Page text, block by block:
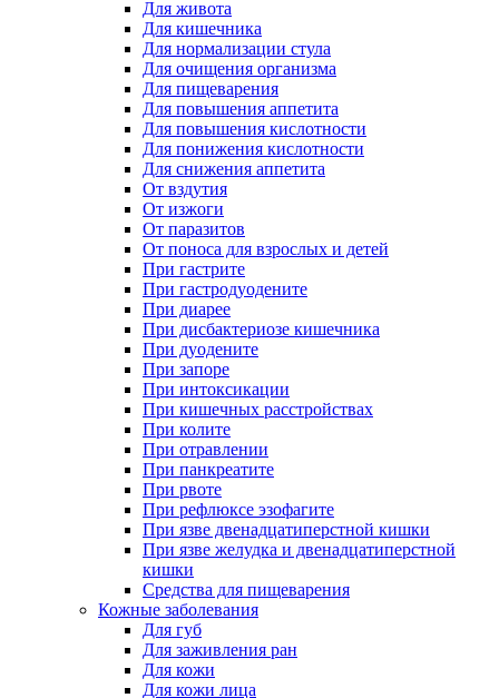
Для живота
Для кишечника
Для нормализации стула
Для очищения организма
Для пищеварения
Для повышения аппетита
Для повышения кислотности
Для понижения кислотности
Для снижения аппетита
От вздутия
От изжоги
От паразитов
От поноса для взрослых и детей
При гастрите
При гастродуодените
При диарее
При дисбактериозе кишечника
При дуодените
При запоре
При интоксикации
При кишечных расстройствах
При колите
При отравлении
При панкреатите
При рвоте
При рефлюксе эзофагите
При язве двенадцатиперстной кишки
При язве желудка и двенадцатиперстной
кишки
Средства для пищеварения
Кожные заболевания
Для губ
Для заживления ран
Для кожи
Для кожи лица